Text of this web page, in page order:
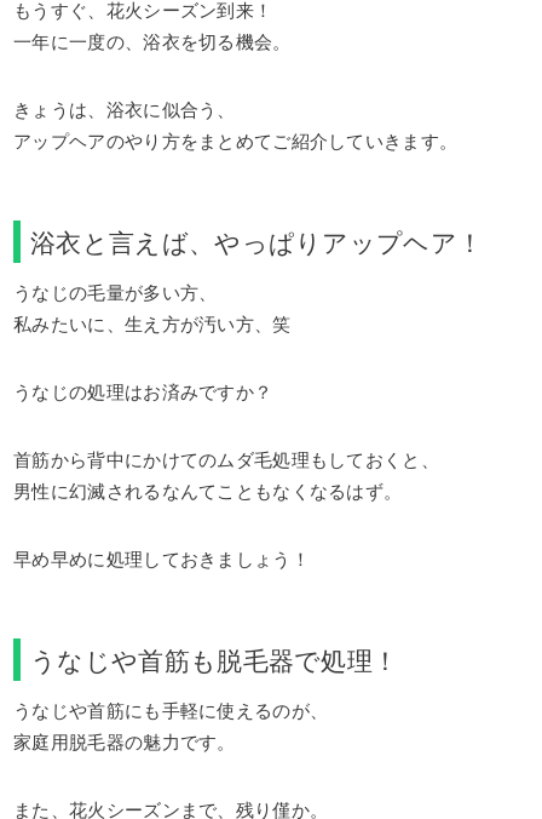
もうすぐ、花火シーズン到来！
一年に一度の、浴衣を切る機会。
きょうは、浴衣に似合う、
アップヘアのやり方をまとめてご紹介していきます。
浴衣と言えば、やっぱりアップヘア！
うなじの毛量が多い方、
私みたいに、生え方が汚い方、笑
うなじの処理はお済みですか？
首筋から背中にかけてのムダ毛処理もしておくと、
男性に幻滅されるなんてこともなくなるはず。
早め早めに処理しておきましょう！
うなじや首筋も脱毛器で処理！
うなじや首筋にも手軽に使えるのが、
家庭用脱毛器の魅力です。
また、花火シーズンまで、残り僅か。